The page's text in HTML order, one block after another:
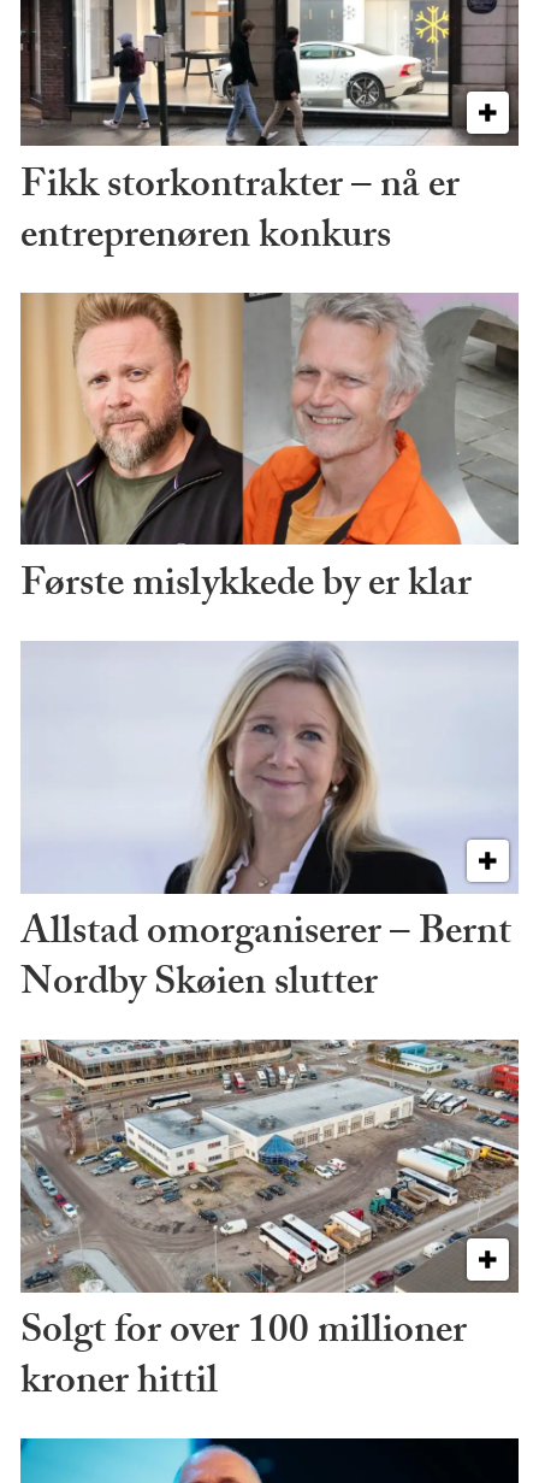
Fikk storkontrakter – nå er
entreprenøren konkurs
Første mislykkede by er klar
Allstad omorganiserer – Bernt
Nordby Skøien slutter
Solgt for over 100 millioner
kroner hittil